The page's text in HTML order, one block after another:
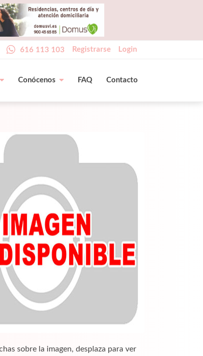
616 113 103 Registrarse Login
Conócenos FAQ Contacto
sobre la imagen, desplaza para ver